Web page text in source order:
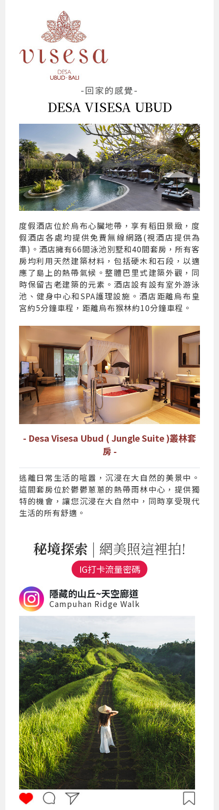
-回家的感覺-
DESA VISESA UBUD
度假酒店位於烏布心臟地帶，享有稻田景緻，度
假酒店各處均提供免費無線網路(視酒店提供為
準)。酒店擁有66間泳池別墅和40間套房，所有客
房均利用天然建築材料，包括硬木和石段，以適
應了島上的熱帶氣候。整體巴里式建築外觀，同
時保留古老建築的元素。酒店設有設有室外游泳
池、健身中心和SPA護理設施。酒店距離烏布皇
宮約5分鐘車程，距離烏布猴林約10分鐘車程。
- Desa Visesa Ubud ( Jungle Suite )叢林套
房 -
逃離日常生活的喧囂，沉浸在大自然的美景中。
這間套房位於鬱鬱蔥蔥的熱帶雨林中心，提供獨
特的機會，讓您沉浸在大自然中，同時享受現代
生活的所有舒適。
秘境探索 | 網美照這裡拍!
IG打卡流量密碼
隱藏的山丘~天空廊道
Campuhan Ridge Walk